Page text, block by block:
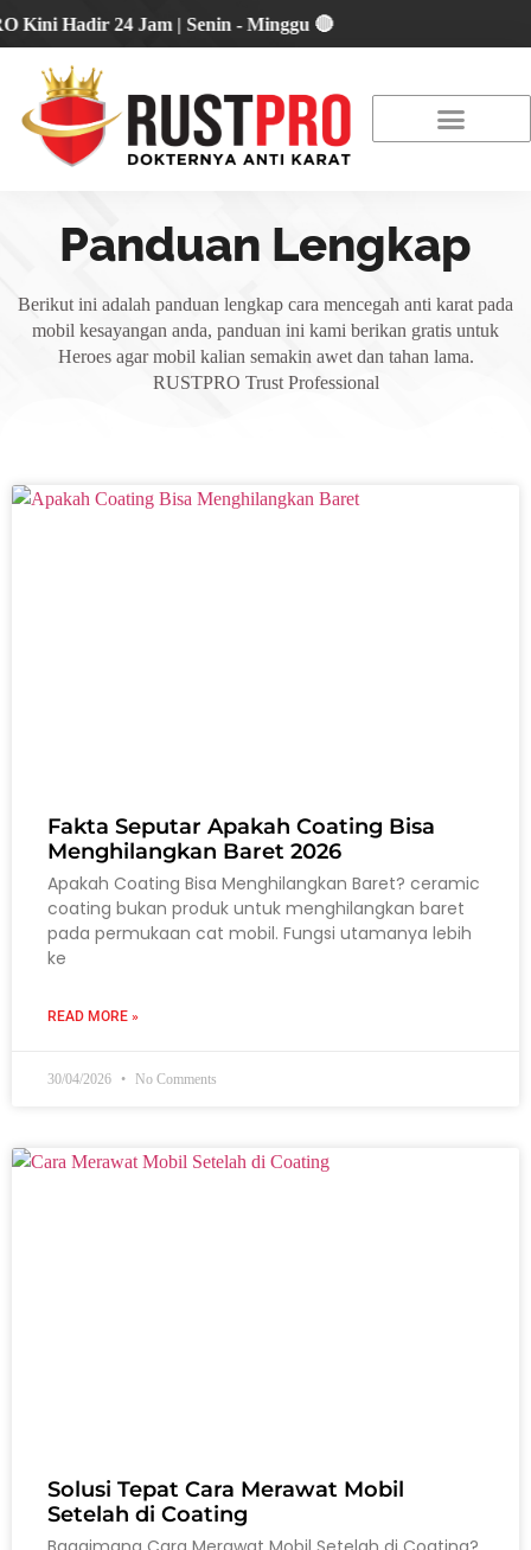
Hadir 24 Jam | Senin - Minggu 🔴
Panduan Lengkap
Berikut ini adalah panduan lengkap cara mencegah anti karat pada
mobil kesayangan anda, panduan ini kami berikan gratis untuk
Heroes agar mobil kalian semakin awet dan tahan lama.
RUSTPRO Trust Professional
Fakta Seputar Apakah Coating Bisa
Menghilangkan Baret 2026
Apakah Coating Bisa Menghilangkan Baret? ceramic
coating bukan produk untuk menghilangkan baret
pada permukaan cat mobil. Fungsi utamanya lebih
ke
READ MORE »
30/04/2026 No Comments
Solusi Tepat Cara Merawat Mobil
Setelah di Coating